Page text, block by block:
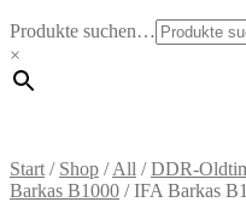
Produkte suchen…
×
Start / Shop /All /DDR-
Barkas B1000 /IFA Barkas